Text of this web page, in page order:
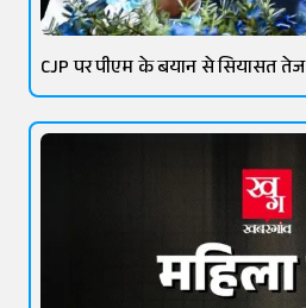
CJP पर पीएम के बयान से सियासत तेज